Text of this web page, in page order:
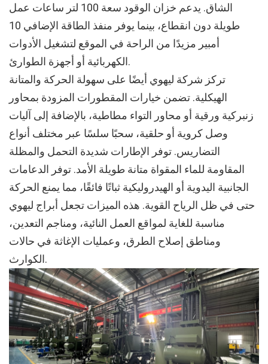
الشاق. يدعم خزان الوقود سعة 100 لتر ساعات عمل
طويلة دون انقطاع، بينما يوفر منفذ الطاقة الإضافي 10
أمبير مزيدًا من الراحة في الموقع لتشغيل الأدوات
الكهربائية أو أجهزة الطوارئ.
تركز شركة ليهوي أيضًا على سهولة الحركة والمتانة
الهيكلية. تضمن خيارات المقطورات المزودة بمحاور
زنبركية ورقية أو محاور التواء مطاطية، بالإضافة إلى آليات
وصل كروية أو حلقية، سحبًا سلسًا عبر مختلف أنواع
التضاريس. توفر الإطارات شديدة التحمل والمظلة
المقاومة للماء المقواة متانة طويلة الأمد. توفر الدعامات
الجانبية اليدوية أو الهيدروليكية ثباتًا فائقًا، مما يمنع الحركة
حتى في ظل الرياح القوية. هذه الميزات تجعل أبراج ليهوي
مناسبة للغاية لمواقع العمل النائية، ومناجم التعدين،
ومناطق إصلاح الطرق، وعمليات الإغاثة في حالات
الكوارث.